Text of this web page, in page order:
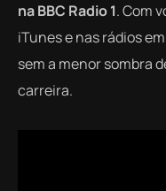
na BBC Radio 1. Com
iTunes e nas rádios
sem a menor sombra
carreira.